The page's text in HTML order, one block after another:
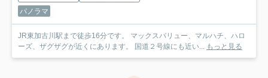
パノラマ
JR東加古川駅まで徒歩16分です。 マックスバリュー、マルハチ、ハロ
ーズ、ザグザグが近くにあります。 国道２号線にも近い... もっと見る